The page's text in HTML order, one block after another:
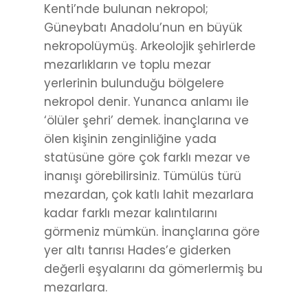
Kenti’nde bulunan nekropol;
Güneybatı Anadolu’nun en büyük
nekropolüymüş. Arkeolojik şehirlerde
mezarlıkların ve toplu mezar
yerlerinin bulunduğu bölgelere
nekropol denir. Yunanca anlamı ile
‘ölüler şehri’ demek. İnançlarına ve
ölen kişinin zenginliğine yada
statüsüne göre çok farklı mezar ve
inanışı görebilirsiniz. Tümülüs türü
mezardan, çok katlı lahit mezarlara
kadar farklı mezar kalıntılarını
görmeniz mümkün. İnançlarına göre
yer altı tanrısı Hades’e giderken
değerli eşyalarını da gömerlermiş bu
mezarlara.